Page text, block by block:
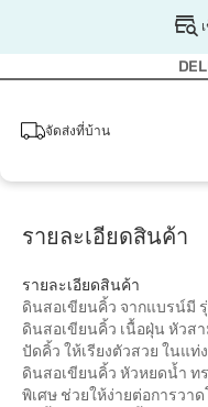
จัดส่งที่บ้าน
รายละเอียดสินค้า
รายละเอียดสินค้า
ดินสอเขียนคิ้ว จากแบรน์มี
ดินสอเขียนคิ้ว เนื้อฝุ่น หัวส
ปัดคิ้ว ให้เรียงตัวสวย ในแท่
ดินสอเขียนคิ้ว หัวหยดน้ำ ท
พิเศษ ช่วยให้ง่ายต่อการวา